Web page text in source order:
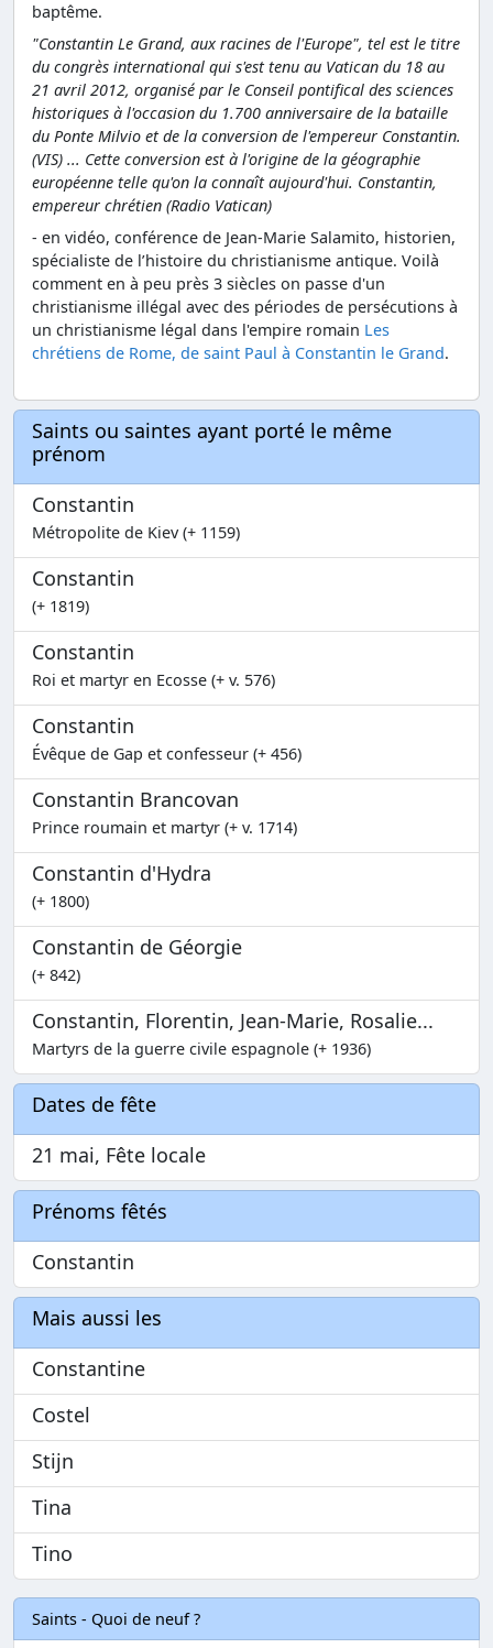
baptême.
"Constantin Le Grand, aux racines de l'Europe", tel est le titre
du congrès international qui s'est tenu au Vatican du 18 au
21 avril 2012, organisé par le Conseil pontifical des sciences
historiques à l'occasion du 1.700 anniversaire de la bataille
du Ponte Milvio et de la conversion de l'empereur Constantin.
(VIS) ... Cette conversion est à l'origine de la géographie
européenne telle qu'on la connaît aujourd'hui. Constantin,
empereur chrétien (Radio Vatican)
- en vidéo, conférence de Jean-Marie Salamito, historien,
spécialiste de l’histoire du christianisme antique. Voilà
comment en à peu près 3 siècles on passe d'un
christianisme illégal avec des périodes de persécutions à
un christianisme légal dans l'empire romain Les
chrétiens de Rome, de saint Paul à Constantin le Grand.
Saints ou saintes ayant porté le même
prénom
Constantin
Métropolite de Kiev (+ 1159)
Constantin
(+ 1819)
Constantin
Roi et martyr en Ecosse (+ v. 576)
Constantin
Évêque de Gap et confesseur (+ 456)
Constantin Brancovan
Prince roumain et martyr (+ v. 1714)
Constantin d'Hydra
(+ 1800)
Constantin de Géorgie
(+ 842)
Constantin, Florentin, Jean-Marie, Rosalie...
Martyrs de la guerre civile espagnole (+ 1936)
Dates de fête
21 mai, Fête locale
Prénoms fêtés
Constantin
Mais aussi les
Constantine
Costel
Stijn
Tina
Tino
Saints - Quoi de neuf ?